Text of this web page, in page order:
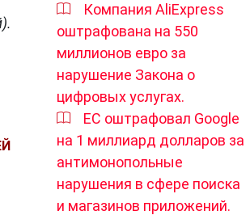
Компания AliExpress
оштрафована на 550
миллионов евро за
нарушение Закона о
цифровых услугах.
ЕС оштрафовал Google
на 1 миллиард долларов за
антимонопольные
нарушения в сфере поиска
и магазинов приложений.